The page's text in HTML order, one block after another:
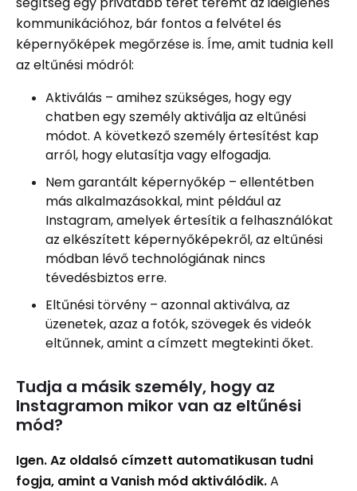
kommunikációhoz, bár fontos a felvétel és
képernyőképek megőrzése is. Íme, amit tudnia kell
az eltűnési módról:
Aktiválás – amihez szükséges, hogy egy
chatben egy személy aktiválja az eltűnési
módot. A következő személy értesítést kap
arról, hogy elutasítja vagy elfogadja.
Nem garantált képernyőkép – ellentétben
más alkalmazásokkal, mint például az
Instagram, amelyek értesítik a felhasználókat
az elkészített képernyőképekről, az eltűnési
módban lévő technológiának nincs
tévedésbiztos erre.
Eltűnési törvény – azonnal aktiválva, az
üzenetek, azaz a fotók, szövegek és videók
eltűnnek, amint a címzett megtekinti őket.
Tudja a másik személy, hogy az
Instagramon mikor van az eltűnési
mód?
Igen. Az oldalsó címzett automatikusan tudni
fogja, amint a Vanish mód aktiválódik.A